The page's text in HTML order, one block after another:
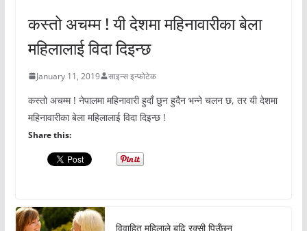
कस्तो अचम्म ! यी देशमा महिनावारीका बेला
महिलालाई विदा दिइन्छ
January 11, 2019 साइन्स इन्फोटेक
कस्तो अचम्म ! नेपालमा महिनावारी हुदाँ छुन हुदैन भन्ने चलन छ, तर यी देशमा
महिनावारीका बेला महिलालाई विदा दिइन्छ !
Share this:
विवाहित महिलाले बढि रक्सी पिउँछन्